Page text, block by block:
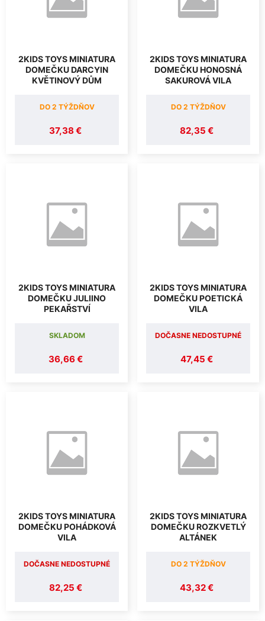
2KIDS TOYS MINIATURA
DOMEČKU DARCYIN
KVĚTINOVÝ DŮM
37,38 €
DO 2 TÝŽDŇOV
2KIDS TOYS MINIATURA
DOMEČKU HONOSNÁ
SAKUROVÁ VILA
82,35 €
DO 2 TÝŽDŇOV
2KIDS TOYS MINIATURA
DOMEČKU JULIINO
PEKAŘSTVÍ
36,66 €
SKLADOM
2KIDS TOYS MINIATURA
DOMEČKU POETICKÁ
VILA
47,45 €
DOČASNE NEDOSTUPNÉ
2KIDS TOYS MINIATURA
DOMEČKU POHÁDKOVÁ
VILA
82,25 €
DOČASNE NEDOSTUPNÉ
2KIDS TOYS MINIATURA
DOMEČKU ROZKVETLÝ
ALTÁNEK
43,32 €
DO 2 TÝŽDŇOV